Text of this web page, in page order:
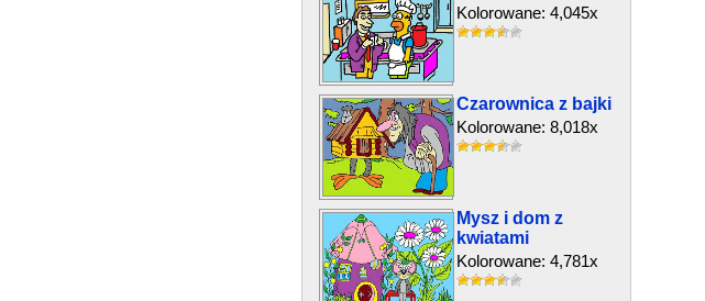
Kolorowane: 4,045x
Czarownica z bajki
Kolorowane: 8,018x
Mysz i dom z
kwiatami
Kolorowane: 4,781x